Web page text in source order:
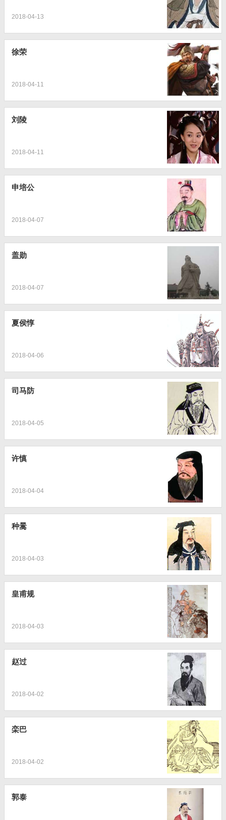
2018-04-13
徐荣
2018-04-11
刘陵
2018-04-11
申培公
2018-04-07
盖勋
2018-04-07
夏侯惇
2018-04-06
司马防
2018-04-05
许慎
2018-04-04
种暠
2018-04-03
皇甫规
2018-04-03
赵过
2018-04-02
栾巴
2018-04-02
郭泰